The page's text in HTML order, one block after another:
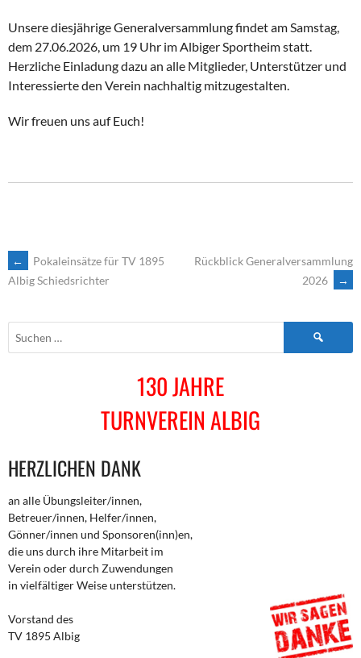
Unsere diesjährige Generalversammlung findet am Samstag,
dem 27.06.2026, um 19 Uhr im Albiger Sportheim statt.
Herzliche Einladung dazu an alle Mitglieder, Unterstützer und
Interessierte den Verein nachhaltig mitzugestalten.
Wir freuen uns auf Euch!
ARTIKEL-
NAVIGATION
←
Pokaleinsätze für TV 1895
Albig Schiedsrichter
Rückblick Generalversammlung
2026
→
Suchen
130 JAHRE
TURNVEREIN ALBIG
HERZLICHEN DANK
an alle Übungsleiter/innen,
Betreuer/innen, Helfer/innen,
Gönner/innen und Sponsoren(inn)en,
die uns durch ihre Mitarbeit im
Verein oder durch Zuwendungen
in vielfältiger Weise unterstützen.
Vorstand des
TV 1895 Albig